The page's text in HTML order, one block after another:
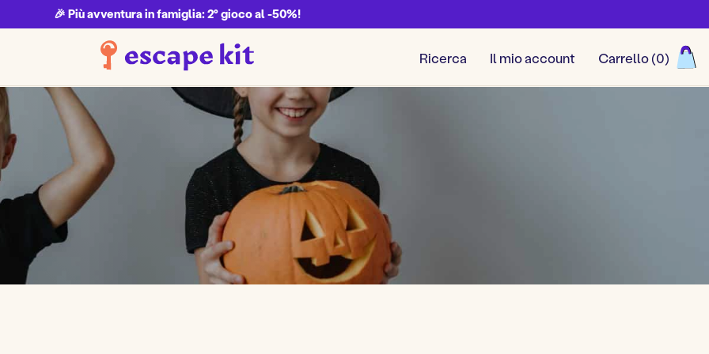
🎉 Più avventura in famiglia: 2° gioco al -50%!
Ricerca Il mio account Carrello (0)